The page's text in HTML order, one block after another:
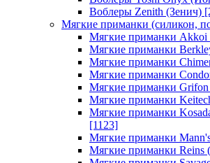
Воблеры Zenith (Зенич)
Мягкие приманки (силикон,
Мягкие приманки Akkoi
Мягкие приманки
Мягкие приманки
Мягкие приманки
Мягкие приманки
Мягкие приманки
Мягкие приманки
[1123]
Мягкие приманки
Мягкие приманки Reins